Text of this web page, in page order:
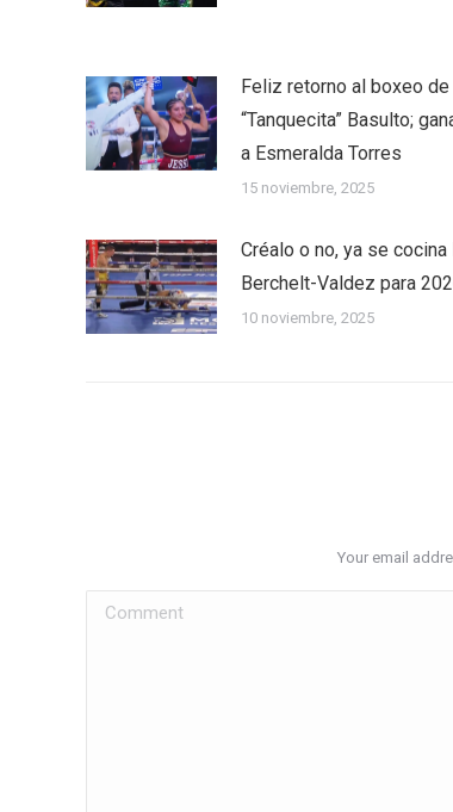
Feliz retorno al boxeo de
“Tanquecita” Basulto;
a Esmeralda Torres
15 noviembre, 2025
Créalo o no, ya se cocina
Berchelt-Valdez para
10 noviembre, 2025
Your email
Comment